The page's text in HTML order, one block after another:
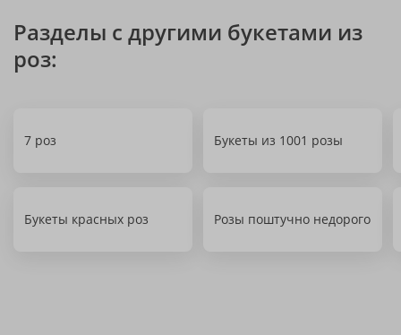
Разделы с другими букетами из
роз:
7 роз Букеты из 1001 розы
Букеты красных роз Розы поштучно недорого